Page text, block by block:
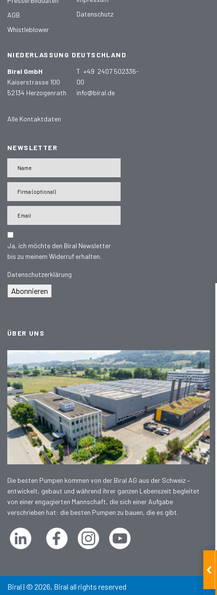
AGB
Whistleblower
Datenschutz
NIEDERLASSUNG DEUTSCHLAND
Biral GmbH
Kaiserstrasse 100
52134 Herzogenrath
Alle Kontaktdaten
T +49 2407 502336-
00
info@biral.de
NEWSLETTER
Ja, ich möchte den Biral Newsletter
bis zu meinem Widerruf erhalten.
Datenschutzerklärung
Abonnieren
ÜBER UNS
Die besten Pumpen kommen von der Biral AG aus der Schweiz –
entwickelt, gebaut und während ihrer ganzen Lebenszeit begleitet
von einer engagierten Mannschaft, die sich einer Aufgabe
verschrieben hat: die besten Pumpen zu bauen, die es gibt.
Biral | © 2026, Biral all rights reserved